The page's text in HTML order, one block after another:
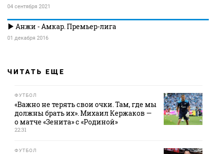
04 сентября 2021
Анжи - Амкар. Премьер-лига
01 декабря 2016
ЧИТАТЬ ЕЩЕ
ФУТБОЛ
«Важно не терять свои очки. Там, где мы
должны брать их». Михаил Кержаков —
о матче «Зенита» с «Родиной»
22:31
ФУТБОЛ